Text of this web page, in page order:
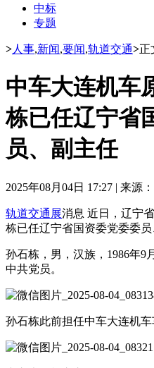
中标
专题
>人事,新闻,要闻,轨道交通>正
中车大连机车
栋已任辽宁省
员、副主任
2025年08月04日 17:27 | 来源
轨道交通展消息 近日，辽宁
栋已任辽宁省国资委党委委员
孙石栋，男，汉族，1986年9
中共党员。
孙石栋此前担任中车大连机车